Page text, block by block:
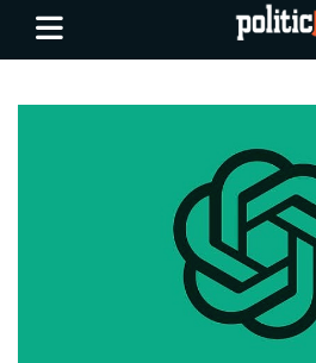
Skip
Ειδήσεις
Θεσσαλονίκη,
όλο τον
politic.gr